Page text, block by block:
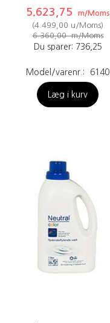
5.623,75
m/Moms
(4.499,00 u/Moms)
6.360,00m/Moms
Du sparer: 736,25
Model/varenr.: 6140
Læg i kurv